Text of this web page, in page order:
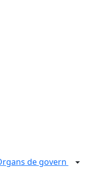
de govern